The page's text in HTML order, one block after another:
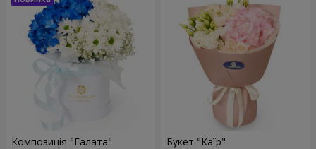
Композиція "Галата" Букет "Каїр"